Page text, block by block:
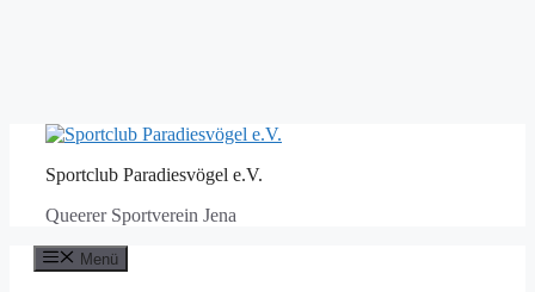
springenSportclub Paradiesvögel e.V.
Queerer Sportverein Jena
Menü